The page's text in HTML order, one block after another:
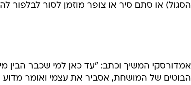
הסגול) או סתם סיר או צופר מוזמן לסור לבלפור
אמדורסקי המשיך וכתב: "עד כאן למי שכבר הבין
הבוטים של המושחת, אסביר את עצמי ואומר